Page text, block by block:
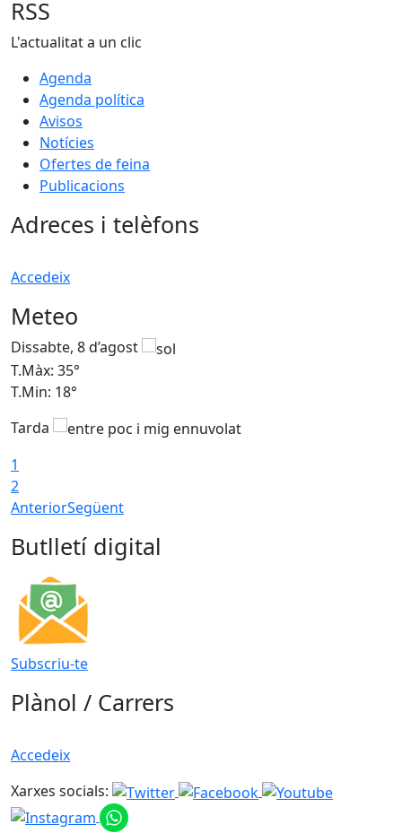
RSS
L'actualitat a un clic
Agenda
Agenda política
Avisos
Notícies
Ofertes de feina
Publicacions
Adreces i telèfons
Accedeix
Meteo
Dissabte, 8 d’agost
T.Màx: 35°
T.Min: 18°
Tarda
1
2
AnteriorSegüent
Butlletí digital
Subscriu-te
Plànol / Carrers
Accedeix
Xarxes socials: